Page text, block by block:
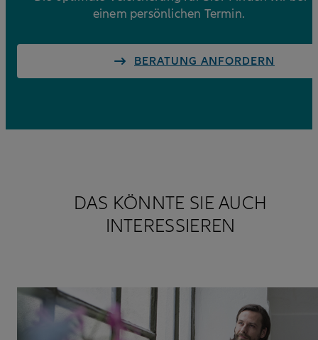
einem persönlichen Termin.
BERATUNG ANFORDERN
DAS KÖNNTE SIE AUCH
INTERESSIEREN